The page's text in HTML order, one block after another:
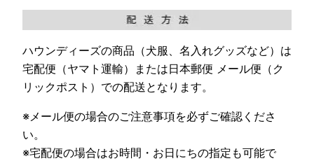
ハウンディーズの商品（犬服、名入れグッズなど）は
宅配便（ヤマト運輸）または日本郵便 メール便（ク
リックポスト）での配送となります。
※メール便の場合のご注意事項を必ずご確認くださ
い。
※宅配便の場合はお時間・お日にちの指定も可能で